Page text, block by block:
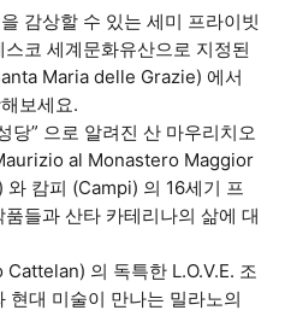
감상할 수 있는 세미 프라이빗
코 세계문화유산으로 지정된
Maria delle Grazie) 에서
보세요.
당” 으로 알려진 산 마우리치오
al Monastero Maggior
캄피 (Campi) 의 16세기 프
들과 산타 카테리나의 삶에 대
의 독특한 L.O.V.E. 조
현대 미술이 만나는 밀라노의